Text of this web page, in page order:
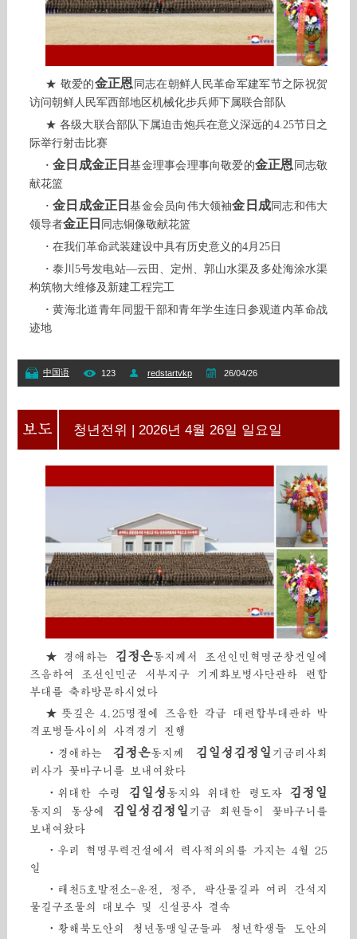
★ 敬爱的金正恩 同志在朝鲜人民革命军建军节之际祝贺
访问朝鲜人民军西部地区机械化步兵师下属联合部队
★ 各级大联合部队下属迫击炮兵在意义深远的4.25节日之
际举行射击比赛
·金日成金正日基金理事会理事向敬爱的金正恩 同志敬
献花篮
·金日成金正日基金会员向伟大领袖金日成 同志和伟大
领导者金正日 同志铜像敬献花篮
· 在我们革命武装建设中具有历史意义的4月25日
·泰川5号发电站—云田、定州、郭山水渠及多处海涂水渠
构筑物大维修及新建工程完工
·黄海北道青年同盟干部和青年学生连日参观道内革命战
迹地
中国语 123 redstartvkp 26/04/26
청년전위 | 2026년 4월 26일 일요일
★ 경애하는 김정은동지께서 조선인민혁명군창건일에
즈음하여 조선인민군 서부지구 기계화보병사단관하 련합
부대를 축하방문하시였다
★ 뜻깊은 4.25명절에 즈음한 각급 대련합부대관하 박
격포병들사이의 사격경기 진행
· 경애하는 김정은동지께 김일성김정일 기금리사회
리사가 꽃바구니를 보내여왔다
· 위대한 수령 김일성 동지와 위대한 령도자 김정일
동지의 동상에 김일성김정일 기금 회원들이 꽃바구니를
보내여왔다
· 우리 혁명무력건설에서 력사적의의를 가지는 4월 25
일
· 태천5호발전소-운전, 정주, 곽산물길과 여러 간석지
물길구조물의 대보수 및 신설공사 결속
· 황해북도안의 청년동맹일군들과 청년학생들 도안의